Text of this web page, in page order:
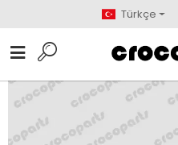
Türkçe